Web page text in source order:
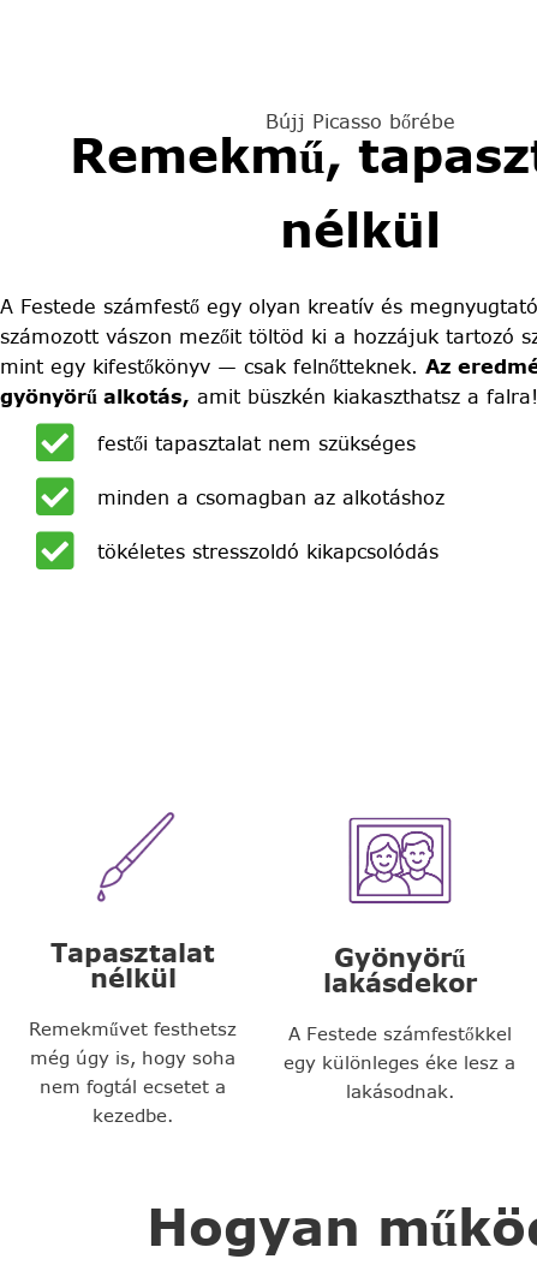
Bújj Picasso bőrébe
Remekmű,
nélkül
A Festede számfestő egy olyan kreatív és
számozott vászon mezőit töltöd ki a hozzájuk tartozó
mint egy kifestőkönyv — csak felnőtteknek. Az
gyönyörű alkotás, amit büszkén kiakaszthatsz a falra!
festői tapasztalat nem szükséges
minden a csomagban az alkotáshoz
tökéletes stresszoldó kikapcsolódás
Tapasztalat
nélkül
Remekművet festhetsz
még úgy is, hogy soha
nem fogtál ecsetet a
kezedbe.
Gyönyörű
lakásdekor
A Festede számfestőkkel
egy különleges éke lesz a
lakásodnak.
Hogyan